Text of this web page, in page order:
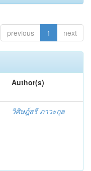
previous 1 next
Author(s)
วิศิษฎ์สรี ภาวะกุล